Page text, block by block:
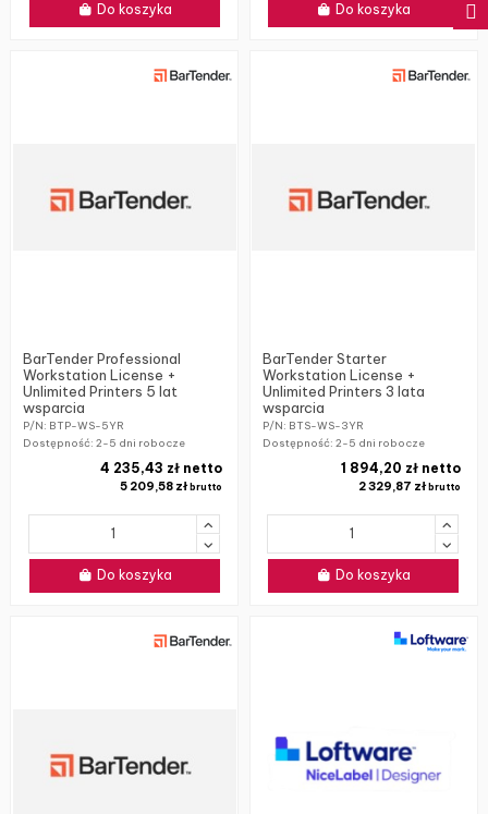
Do koszyka Do koszyka
BarTender Professional
Workstation License +
Unlimited Printers 5 lat
wsparcia
P/N: BTP-WS-5YR
Dostępność:2-5 dni robocze
5 209,58 zł brutto
4 235,43 zł netto
Do koszyka
BarTender Starter
Workstation License +
Unlimited Printers 3 lata
wsparcia
P/N: BTS-WS-3YR
Dostępność: 2-5 dni robocze
2 329,87 złbrutto
1 894,20 zł netto
Do koszyka